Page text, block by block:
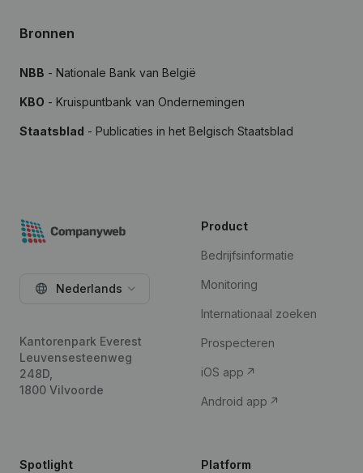
Bronnen
NBB - Nationale Bank van België
KBO - Kruispuntbank van Ondernemingen
Staatsblad - Publicaties in het Belgisch Staatsblad
Nederlands
Kantorenpark Everest
Leuvensesteenweg
248D,
1800 Vilvoorde
Product
Bedrijfsinformatie
Monitoring
Internationaal zoeken
Prospecteren
iOS app
Android app
Spotlight Platform